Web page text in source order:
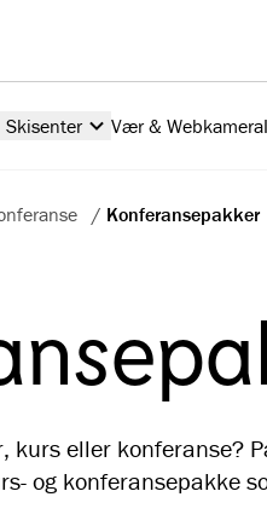
Skisenter Vær & Webkamera
/ Konferansepakker
eller konferanse?
og konferansepakke